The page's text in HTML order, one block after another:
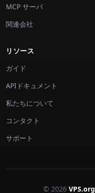
MCP サーバ
関連会社
リソース
ガイド
APIドキュメント
私たちについて
コンタクト
サポート
© 2026 VPS.org